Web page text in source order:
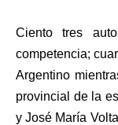
Ciento tres
competencia;
Argentino
provincial de la
y José María